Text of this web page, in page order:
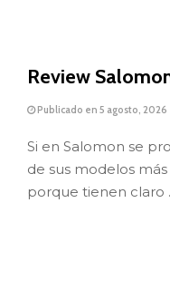
Review
Publicado en 5 agosto, 2026
Si en Salomon se
de sus modelos
porque tienen claro